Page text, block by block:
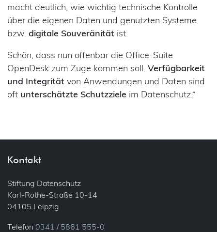
macht deutlich, wie wichtig technische Kontrolle
über die eigenen Daten und genutzten Systeme
bzw. digitale Souveränität ist.
Schön, dass nun offenbar die Office-Suite
OpenDesk zum Zuge kommen soll. Verfügbarkeit
und Integrität von Anwendungen und Daten sind
oft unterschätzte Schutzziele im Datenschutz.“
Kontakt
Stiftung Datenschutz
Karl-Rothe-Straße 10-14
04105 Leipzig
Telefon 0341 / 5861 555-0